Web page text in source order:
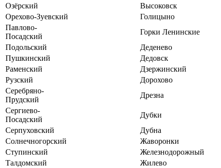
Озёрский
Высоковск
Орехово-Зуевский
Голицыно
Павлово-
Посадский
Горки Ленинские
Подольский
Деденево
Пушкинский
Дедовск
Раменский
Дзержинский
Рузский
Дорохово
Серебряно-
Прудский
Дрезна
Сергиево-
Посадский
Дубки
Серпуховский
Дубна
Солнечногорский
Жаворонки
Ступинский
Железнодорожный
Талдомский
Жилево